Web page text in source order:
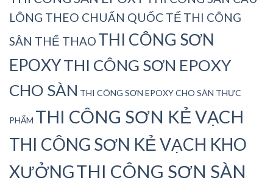
LÔNG THEO CHUẨN QUỐC TẾ THI CÔNG
SÂN THỂ THAO THI CÔNG SƠN
EPOXYTHI CÔNG SƠN EPOXY
CHO SÀN THI CÔNG SƠN EPOXY CHO SÀN THỰC
PHẨM THI CÔNG SƠN KẺ VẠCH
THI CÔNG SƠN KẺ VẠCH KHO
XƯỞNGTHI CÔNG SƠN SÀN